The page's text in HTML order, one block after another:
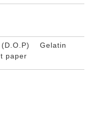
(D.O.P) Gelatin
paper